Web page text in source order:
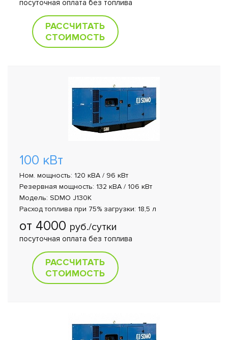
посуточная оплата без топлива
РАССЧИТАТЬ
СТОИМОСТЬ
100 кВт
Ном. мощность: 120 кВА / 96 кВт
Резервная мощность: 132 кВА / 106 кВт
Модель: SDMO J130K
Расход топлива при 75% загрузки: 18,5 л
от 4000 руб./сутки
посуточная оплата без топлива
РАССЧИТАТЬ
СТОИМОСТЬ